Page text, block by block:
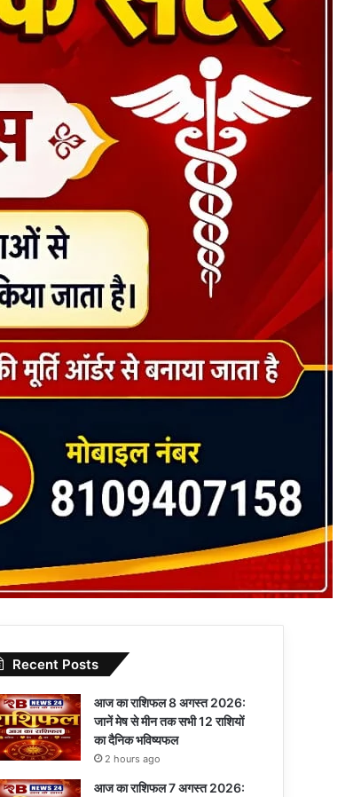
Recent Posts
आज का राशिफल 8 अगस्त 2026:
जानें मेष से मीन तक सभी 12 राशियों
का दैनिक भविष्यफल
2 hours ago
आज का राशिफल 7 अगस्त 2026: